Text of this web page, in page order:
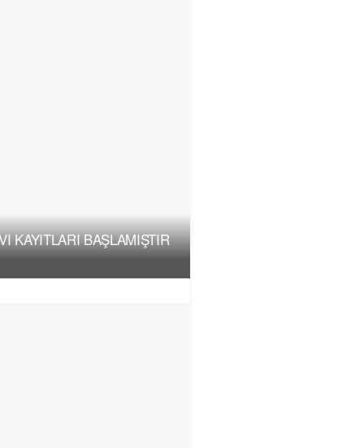
KAYITLARI BAŞLAMIŞTIR